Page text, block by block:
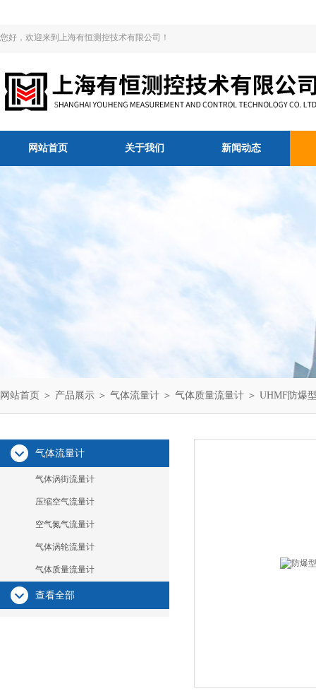
您好，欢迎来到上海有恒测控技术有限公司！
网站首页 关于我们 新闻动态
网站首页 ＞ 产品展示 ＞ 气体流量计 ＞ 气体质量流量计 ＞ UHMF防爆
气体流量计
气体涡街流量计
压缩空气流量计
空气氮气流量计
气体涡轮流量计
气体质量流量计
查看全部